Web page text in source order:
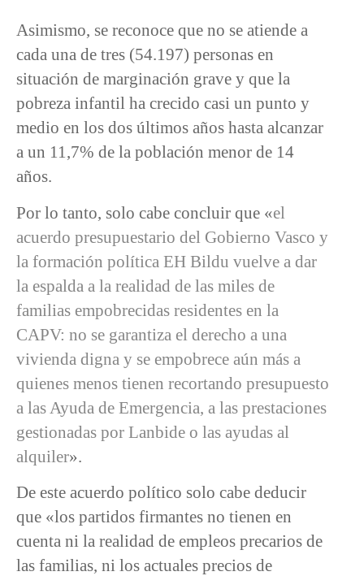
Asimismo, se reconoce que no se atiende a
cada una de tres (54.197) personas en
situación de marginación grave y que la
pobreza infantil ha crecido casi un punto y
medio en los dos últimos años hasta alcanzar
a un 11,7% de la población menor de 14
años.
Por lo tanto, solo cabe concluir que «el
acuerdo presupuestario del Gobierno Vasco y
la formación política EH Bildu vuelve a dar
la espalda a la realidad de las miles de
familias empobrecidas residentes en la
CAPV: no se garantiza el derecho a una
vivienda digna y se empobrece aún más a
quienes menos tienen recortando presupuesto
a las Ayuda de Emergencia, a las prestaciones
gestionadas por Lanbide o las ayudas al
alquiler».
De este acuerdo político solo cabe deducir
que «los partidos firmantes no tienen en
cuenta ni la realidad de empleos precarios de
las familias, ni los actuales precios de